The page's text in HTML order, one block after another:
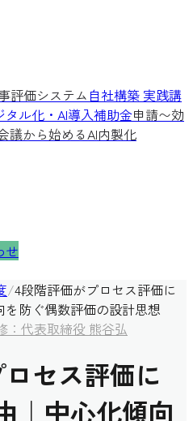
評価システム 自社構築 実践講
タル化・AI導入補助金申請〜効
議から始めるAI内製化
せ
/4段階評価がプロセス評価に
防ぐ偶数評価の設計思想
：代表取締役 熊谷弘
セス評価に
｜中心化傾向